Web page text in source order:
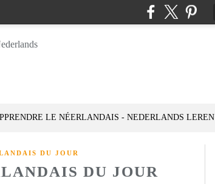
LE NÉERLANDAIS - NEDERLANDS LEREN
DU JOUR
DU JOUR